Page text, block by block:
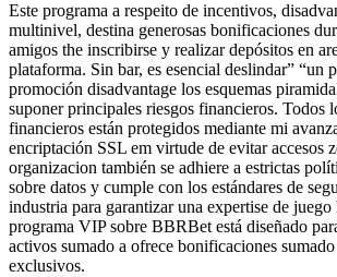
Este programa a respeito de incentivos,
multinivel, destina generosas bonificaciones
amigos the inscribirse y realizar depósitos en
plataforma. Sin bar, es esencial deslindar” “un
promoción disadvantage los esquemas
suponer principales riesgos financieros. Todos
financieros están protegidos mediante mi
encriptación SSL em virtude de evitar accesos
organizacion también se adhiere a estrictas
sobre datos y cumple con los estándares de
industria para garantizar una expertise de
programa VIP sobre BBRBet está diseñado
activos sumado a ofrece bonificaciones
exclusivos.